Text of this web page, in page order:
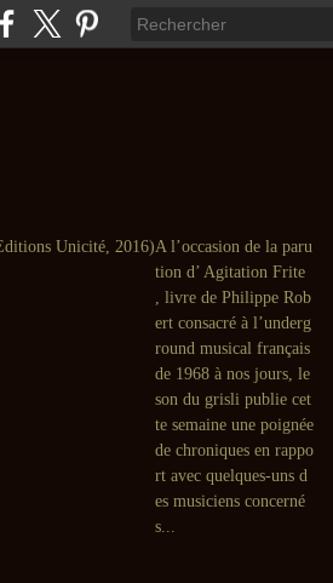
A l’occasion de la paru
tion d’ Agitation Frite
, livre de Philippe Rob
ert consacré à l’underg
round musical français
de 1968 à nos jours, le
son du grisli publie cet
te semaine une poignée
de chroniques en rappo
rt avec quelques-uns d
es musiciens concerné
s...